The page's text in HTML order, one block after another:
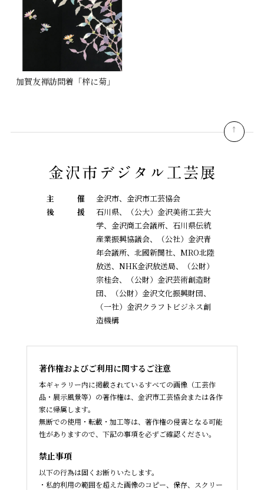
加賀友禅訪問着「梓に菊」
主 催
金沢市、金沢市工芸協会
後
援
石川県、（公大）金沢美術工芸大
学、金沢商工会議所、石川県伝統
産業振興協議会、
（公社）金沢青
年会議所、北國新聞社、MRO北陸
放送、NHK金沢放送局、（公財）
宗桂会、
（公財）金沢芸術創造財
団、（公財）金沢文化振興財団、
（一社）金沢クラフトビジネス創
造機構
著作権およびご利用に関するご注意
本ギャラリー内に掲載されているすべての画像（工芸作
品・展示風景等）の著作権は、金沢市工芸協会または各作
家に帰属します。
無断での使用・転載・加工等は、著作権の侵害となる可能
性がありますので、下記の事項を必ずご確認ください。
禁止事項
以下の行為は固くお断りいたします。
私的利用の範囲を超えた画像のコピー、保存、スクリー